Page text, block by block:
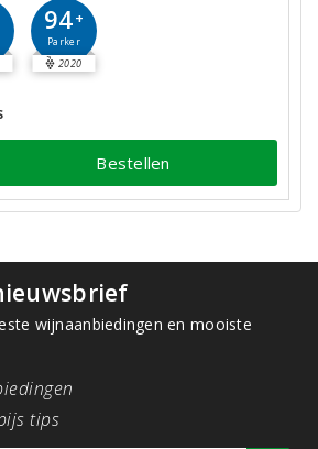
94+
Parker
2020
Bestellen
wijnaanbiedingen en mooiste
tips